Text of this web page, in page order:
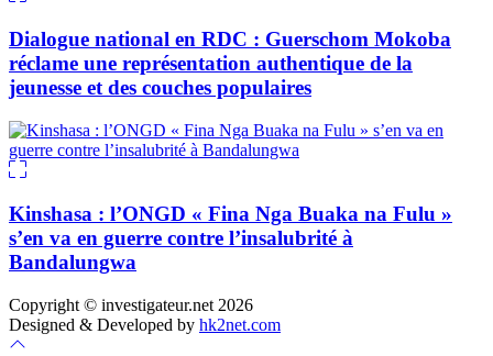
Dialogue national en RDC : Guerschom Mokoba
réclame une représentation authentique de la
jeunesse et des couches populaires
Kinshasa : l’ONGD « Fina Nga Buaka na Fulu »
s’en va en guerre contre l’insalubrité à
Bandalungwa
Copyright © investigateur.net 2026
Designed & Developed by hk2net.com
Scroll